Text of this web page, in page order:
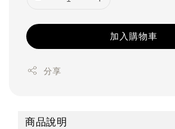
加入購物車
分享
商品說明